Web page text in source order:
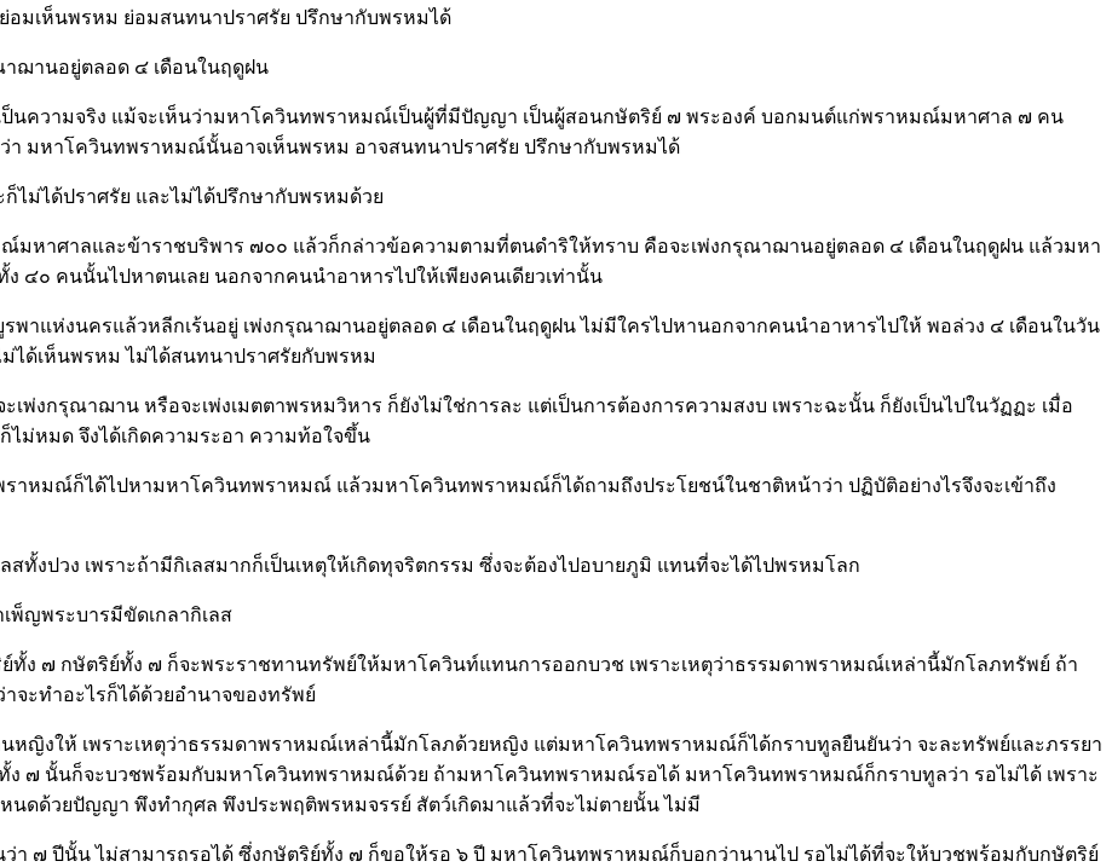
อมเห็นพรหม ย่อมสนทนาปราศรัย ปรึกษากับพรหมได้
ฌานอยู่ตลอด ๔ เดือนในฤดูฝน
ป็นความจริง แม้จะเห็นว่ามหาโควินทพราหมณ์เป็นผู้ที่มีปัญญา เป็นผู้สอนกษัตริย์ ๗ พระองค์ บอกมนต์แก่พราหมณ์มหาศาล ๗ คน
า มหาโควินทพราหมณ์นั้นอาจเห็นพรหม อาจสนทนาปราศรัย ปรึกษากับพรหมได้
ม่ได้ปราศรัย และไม่ได้ปรึกษากับพรหมด้วย
หาศาลและข้าราชบริพาร ๗๐๐ แล้วก็กล่าวข้อความตามที่ตนดำริให้ทราบ คือจะเพ่งกรุณาฌานอยู่ตลอด ๔ เดือนในฤดูฝน แล้วมหา
๔๐ คนนั้นไปหาตนเลย นอกจากคนนำอาหารไปให้เพียงคนเดียวเท่านั้น
าแห่งนครแล้วหลีกเร้นอยู่ เพ่งกรุณาฌานอยู่ตลอด ๔ เดือนในฤดูฝน ไม่มีใครไปหานอกจากคนนำอาหารไปให้ พอล่วง ๔ เดือนในวัน
ได้เห็นพรหม ไม่ได้สนทนาปราศรัยกับพรหม
เพ่งกรุณาฌาน หรือจะเพ่งเมตตาพรหมวิหาร ก็ยังไม่ใช่การละ แต่เป็นการต้องการความสงบ เพราะฉะนั้น ก็ยังเป็นไปในวัฏฏะ เมื่อ
ไม่หมด จึงได้เกิดความระอา ความท้อใจขึ้น
าหมณ์ก็ได้ไปหามหาโควินทพราหมณ์ แล้วมหาโควินทพราหมณ์ก็ได้ถามถึงประโยชน์ในชาติหน้าว่า ปฏิบัติอย่างไรจึงจะเข้าถึง
งปวง เพราะถ้ามีกิเลสมากก็เป็นเหตุให้เกิดทุจริตกรรม ซึ่งจะต้องไปอบายภูมิ แทนที่จะได้ไปพรหมโลก
พ็ญพระบารมีขัดเกลากิเลส
ง ๗ กษัตริย์ทั้ง ๗ ก็จะพระราชทานทรัพย์ให้มหาโควินท์แทนการออกบวช เพราะเหตุว่าธรรมดาพราหมณ์เหล่านี้มักโลภทรัพย์ ถ้า
จะทำอะไรก็ได้ด้วยอำนาจของทรัพย์
ญิงให้ เพราะเหตุว่าธรรมดาพราหมณ์เหล่านี้มักโลภด้วยหญิง แต่มหาโควินทพราหมณ์ก็ได้กราบทูลยืนยันว่า จะละทรัพย์และภรรยา
ง ๗ นั้นก็จะบวชพร้อมกับมหาโควินทพราหมณ์ด้วย ถ้ามหาโควินทพราหมณ์รอได้ มหาโควินทพราหมณ์ก็กราบทูลว่า รอไม่ได้ เพราะ
ดด้วยปัญญา พึงทำกุศล พึงประพฤติพรหมจรรย์ สัตว์เกิดมาแล้วที่จะไม่ตายนั้น ไม่มี
๗ ปีนั้น ไม่สามารถรอได้ ซึ่งกษัตริย์ทั้ง ๗ ก็ขอให้รอ ๖ ปี มหาโควินทพราหมณ์ก็บอกว่านานไป รอไม่ได้ที่จะให้บวชพร้อมกับกษัตริย์